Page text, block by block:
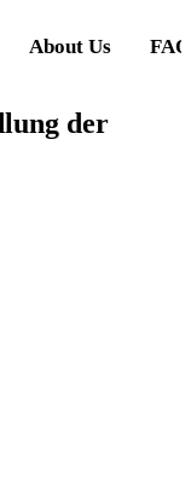
About Us FAQ
der